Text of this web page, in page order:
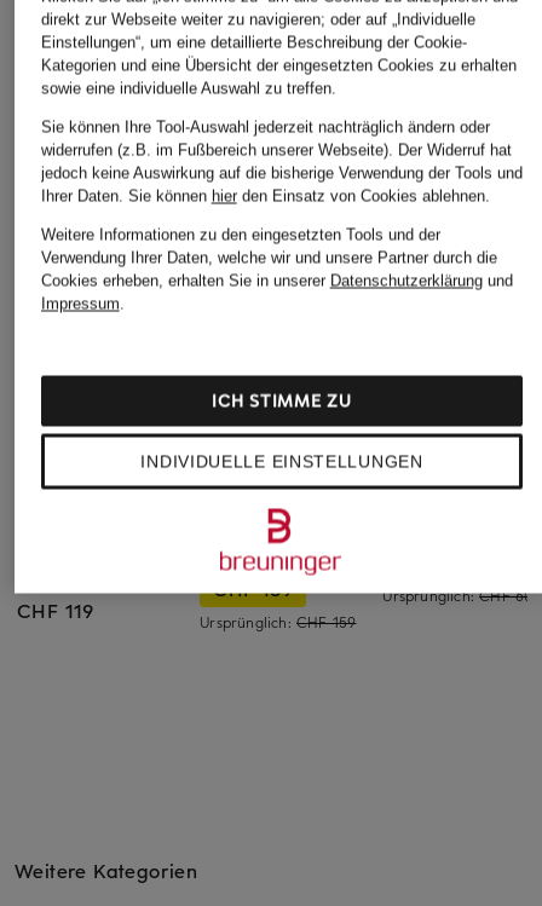
BRAX
CHF 119
lilienfels
Hemdbluse aus
Leinen mit 3/4-Arm
CHF 139
Ursprünglich: CHF 159
ONLY
Ursprünglich:CHF 60
Weitere Kategorien
direkt zur Webseite weiter zu navigieren; oder auf „Individuelle
Einstellungen“, um eine detaillierte Beschreibung der Cookie-
Kategorien und eine Übersicht der eingesetzten Cookies zu erhalten
sowie eine individuelle Auswahl zu treffen.
Sie können Ihre Tool-Auswahl jederzeit nachträglich ändern oder
widerrufen (z.B. im Fußbereich unserer Webseite). Der Widerruf hat
jedoch keine Auswirkung auf die bisherige Verwendung der Tools und
Ihrer Daten. Sie können hierden Einsatz von Cookies ablehnen.
Weitere Informationen zu den eingesetzten Tools und der
Verwendung Ihrer Daten, welche wir und unsere Partner durch die
Cookies erheben, erhalten Sie in unserer Datenschutzerklärungund
Impressum.
INDIVIDUELLE EINSTELLUNGEN
ICH STIMME ZU